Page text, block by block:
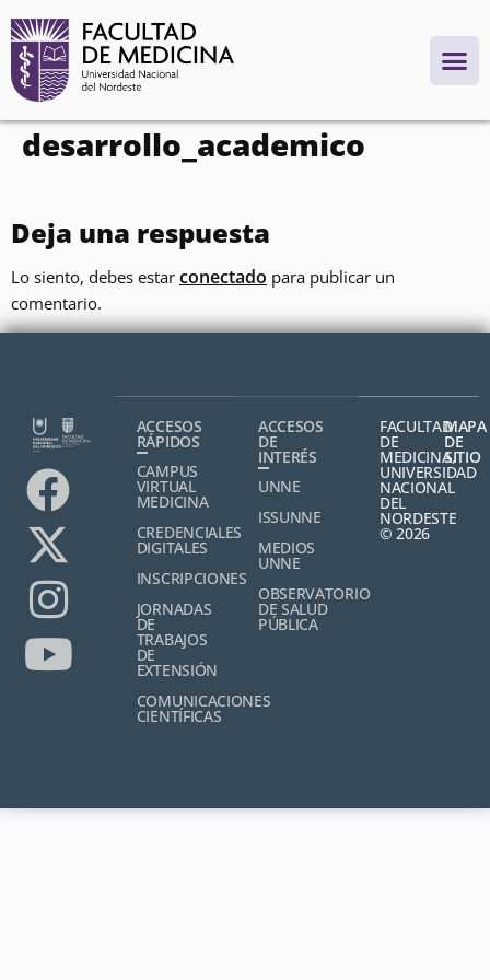
contenido
desarrollo_academico
Deja una respuesta
Lo siento, debes estar conectado para publicar un
comentario.
ACCESOS
RÁPIDOS
CAMPUS
VIRTUAL
MEDICINA
CREDENCIALES
DIGITALES
INSCRIPCIONES
JORNADAS
DE
TRABAJOS
DE
EXTENSIÓN
COMUNICACIONES
CIENTÍFICAS
ACCESOS
DE
INTERÉS
UNNE
ISSUNNE
MEDIOS
UNNE
OBSERVATORIO
DE SALUD
PÚBLICA
FACULTAD
DE
MEDICINA,
UNIVERSIDAD
NACIONAL
DEL
NORDESTE
© 2026
MAPA
DE
SITIO